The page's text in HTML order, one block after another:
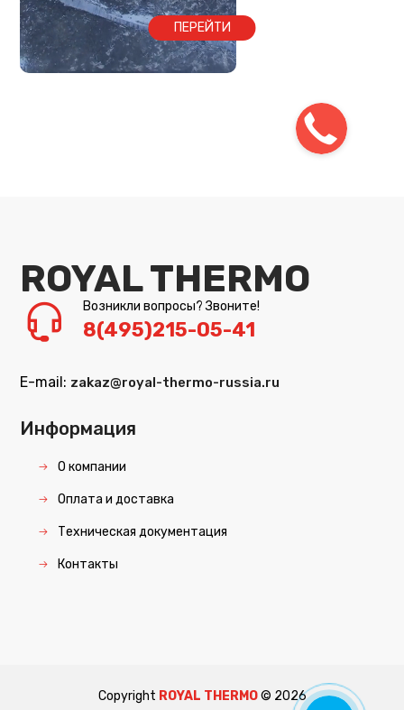
ПЕРЕЙТИ
ROYAL THERMO
Возникли вопросы? Звоните!
8(495)215-05-41
E-mail: zakaz@royal-thermo-russia.ru
Информация
О компании
Оплата и доставка
Техническая документация
Контакты
Copyright ROYAL THERMO© 2026